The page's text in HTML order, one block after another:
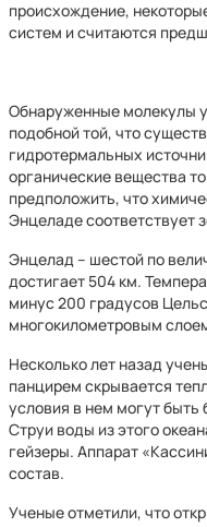
происхождение,
систем и считаются
Обнаруженные молекулы
подобной той, что
гидротермальных
органические вещества
предположить, что
Энцеладе соответствует
Энцелад – шестой по
достигает 504 км.
минус 200 градусов
многокилометровым
Несколько лет назад
панцирем скрывается
условия в нем могут быть
Струи воды из этого
гейзеры. Аппарат
состав.
Ученые отметили, что